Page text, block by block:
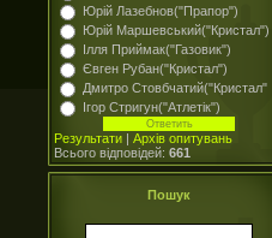
Юрій Лазебнов("Прапор")
Юрій Маршевський("Кристал")
Ілля Приймак("Газовик")
Євген Рубан("Кристал")
Дмитро Стовбчатий("Кристал"
Ігор Стригун("Атлетік")
Результати | Архів опитувань
Всього відповідей: 661
Пошук